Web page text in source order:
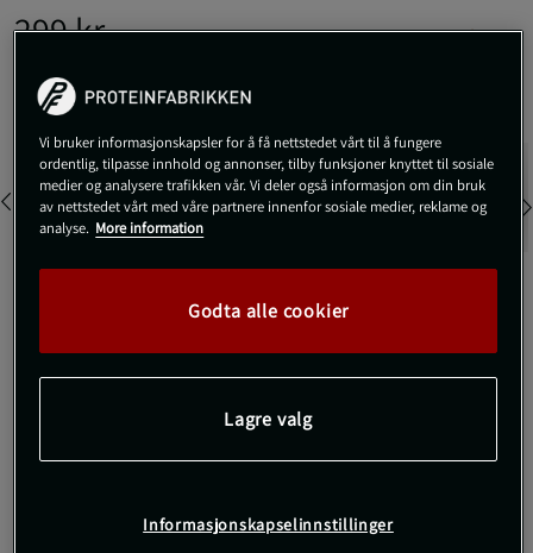
299 kr Begrenset antall på lager
Farge: forest night
7321465676382
Vi bruker informasjonskapsler for å få nettstedet vårt til å fungere
ordentlig, tilpasse innhold og annonser, tilby funksjoner knyttet til sosiale
medier og analysere trafikken vår. Vi deler også informasjon om din bruk
av nettstedet vårt med våre partnere innenfor sosiale medier, reklame og
analyse. More information
Godta alle cookier
Lagre valg
Informasjonskapselinnstillinger